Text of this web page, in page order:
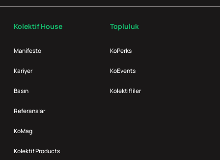
Kolektif House
Manifesto
Kariyer
Basın
Referanslar
KoMag
Kolektif Products
Topluluk
KoPerks
KoEvents
Kolektifliler